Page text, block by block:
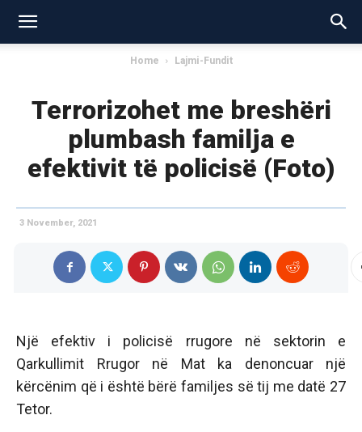
Home Lajmi-Fundit
Terrorizohet me breshëri
plumbash familja e
efektivit të policisë (Foto)
3 November, 2021
Një efektiv i policisë rrugore në sektorin e
Qarkullimit Rrugor në Mat ka denoncuar një
kërcënim që i është bërë familjes së tij me datë 27
Tetor.